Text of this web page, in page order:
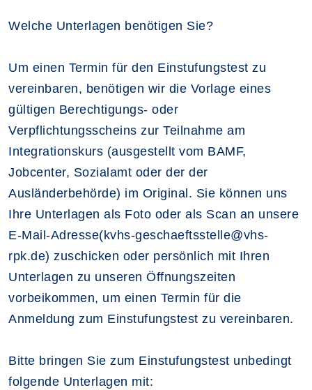
Welche Unterlagen benötigen Sie?
Um einen Termin für den Einstufungstest zu
vereinbaren, benötigen wir die Vorlage eines
gültigen Berechtigungs- oder
Verpflichtungsscheins zur Teilnahme am
Integrationskurs (ausgestellt vom BAMF,
Jobcenter, Sozialamt oder der der
Ausländerbehörde) im Original. Sie können uns
Ihre Unterlagen als Foto oder als Scan an unsere
E-Mail-Adresse(kvhs-geschaeftsstelle@vhs-
rpk.de) zuschicken oder persönlich mit Ihren
Unterlagen zu unseren Öffnungszeiten
vorbeikommen, um einen Termin für die
Anmeldung zum Einstufungstest zu vereinbaren.
Bitte bringen Sie zum Einstufungstest unbedingt
folgende Unterlagen mit: